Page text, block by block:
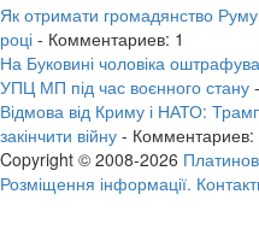
Як отримати громадянство
році - Комментариев: 1
На Буковині чоловіка
УПЦ МП під час воєнного стану
Відмова від Криму і НАТО:
закінчити війну - Комментариев:
Copyright © 2008-2026
Розміщення інформації.